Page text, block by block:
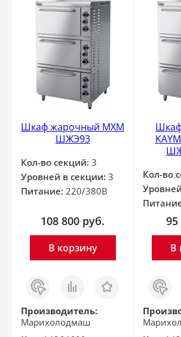
Шкаф жарочный МХМ
ШЖЭ93
Кол-во секций: 3
Уровней в секции: 3
Питание: 220/380В
108 800 руб.
В корзину
Заказ
в 1
клик
Сравнить Отложить
Производитель:
Марихолодмаш
Кол-во
95
В
Заказ
в 1
клик